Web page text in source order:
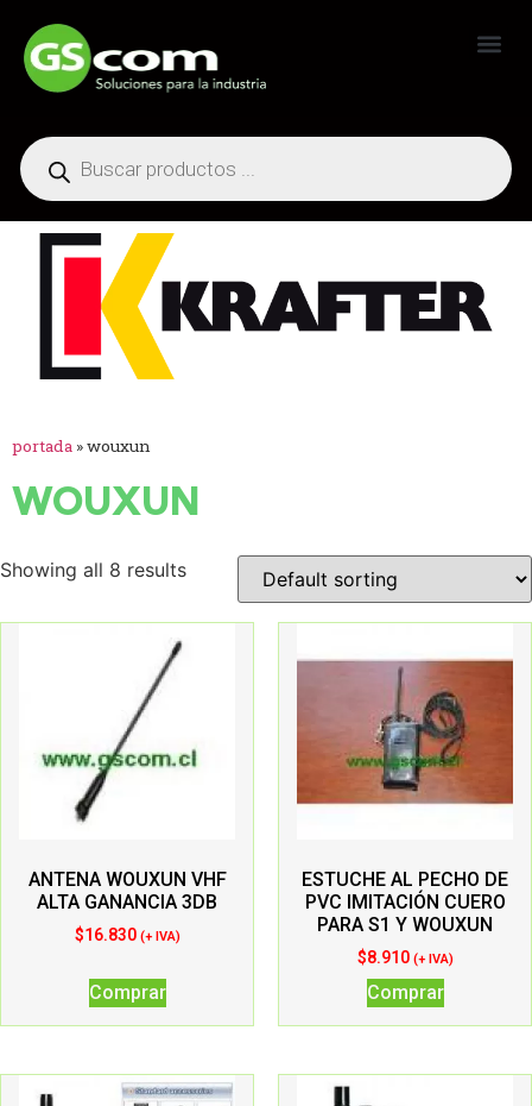
portada »wouxun
WOUXUN
Showing all 8 results
ANTENA WOUXUN VHF
ALTA GANANCIA 3DB
$16.830 (+ IVA)
Comprar
ESTUCHE AL PECHO DE
PVC IMITACIÓN CUERO
PARA S1 Y WOUXUN
$8.910 (+ IVA)
Comprar